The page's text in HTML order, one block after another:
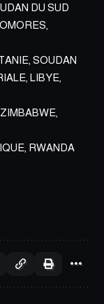
DU SUD
SOUDAN
LIBYE,
RWANDA